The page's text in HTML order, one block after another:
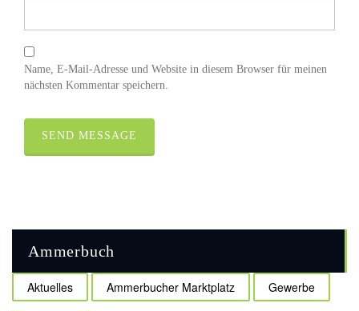
Name, E-Mail-Adresse und Website in diesem Browser für meinen
nächsten Kommentar speichern.
Ammerbuch
Aktuelles Ammerbucher Marktplatz Gewerbe